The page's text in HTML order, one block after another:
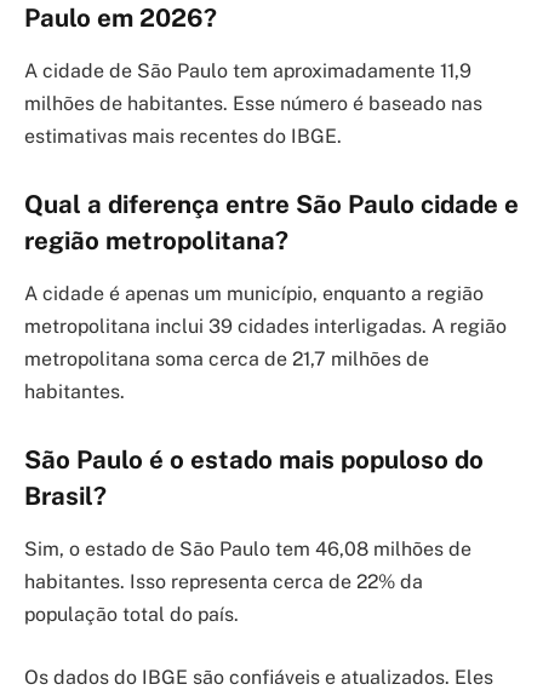
Paulo em 2026?
A cidade de São Paulo tem aproximadamente 11,9
milhões de habitantes. Esse número é baseado nas
estimativas mais recentes do IBGE.
Qual a diferença entre São Paulo cidade e
região metropolitana?
A cidade é apenas um município, enquanto a região
metropolitana inclui 39 cidades interligadas. A região
metropolitana soma cerca de 21,7 milhões de
habitantes.
São Paulo é o estado mais populoso do
Brasil?
Sim, o estado de São Paulo tem 46,08 milhões de
habitantes. Isso representa cerca de 22% da
população total do país.
Os dados do IBGE são confiáveis e atualizados. Eles